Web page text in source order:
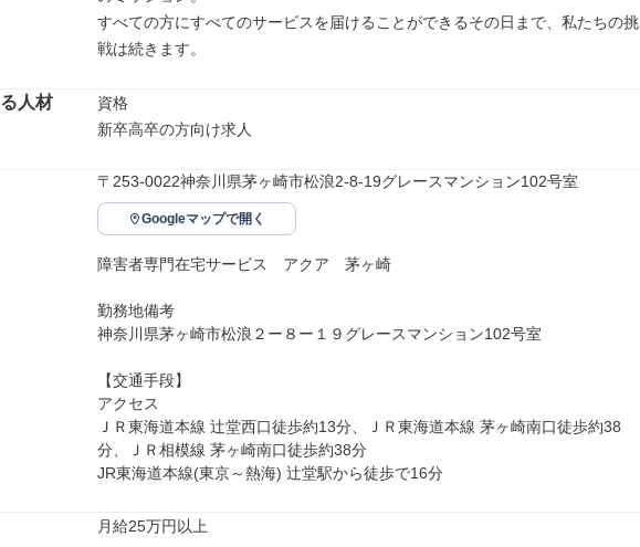
すべての方にすべてのサービスを届けることができるその日まで、私たちの挑
戦は続きます。
人材
資格
新卒高卒の方向け求人
〒253-0022神奈川県茅ヶ崎市松浪2-8-19グレースマンション102号室
Googleマップで開く
障害者専門在宅サービス　アクア　茅ヶ崎
勤務地備考
神奈川県茅ヶ崎市松浪２ー８ー１９グレースマンション102号室
【交通手段】
アクセス
ＪＲ東海道本線 辻堂西口徒歩約13分、ＪＲ東海道本線 茅ヶ崎南口徒歩約38
分、ＪＲ相模線 茅ヶ崎南口徒歩約38分
JR東海道本線(東京～熱海) 辻堂駅から徒歩で16分
月給25万円以上